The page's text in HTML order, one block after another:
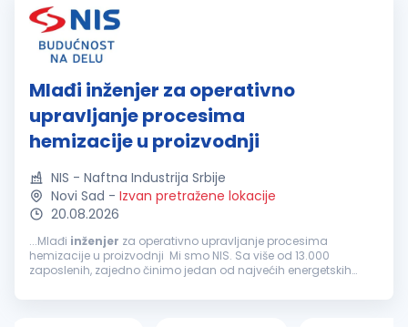
Mlađi inženjer za operativno
upravljanje procesima
hemizacije u proizvodnji
NIS - Naftna Industrija Srbije
Novi Sad - Izvan pretražene lokacije
20.08.2026
...Mlađi inženjer za operativno upravljanje procesima
hemizacije u proizvodnji Mi smo NIS. Sa više od 13.000
zaposlenih, zajedno činimo jedan od najvećih energetskih
ponekad...